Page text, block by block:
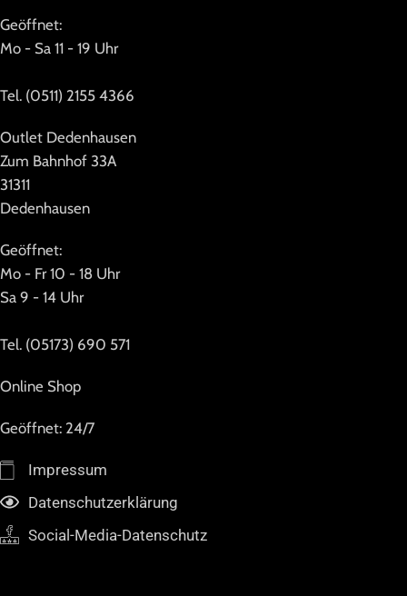
Geöffnet:
Mo - Sa 11 - 19 Uhr
Tel. (0511) 2155 4366
Outlet Dedenhausen
Zum Bahnhof 33A
31311
Dedenhausen
Geöffnet:
Mo - Fr 10 - 18 Uhr
Sa 9 - 14 Uhr
Tel. (05173) 690 571
Online Shop
Geöffnet: 24/7
Impressum
Datenschutzerklärung
Social-Media-Datenschutz